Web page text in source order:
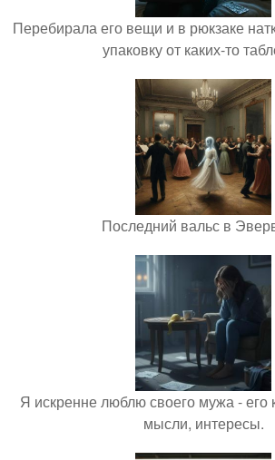
Перебирала его вещи и в рюкзаке
упаковку от каких-то
Последний вальс в
Я искренне люблю своего мужа - его
мысли, интересы.